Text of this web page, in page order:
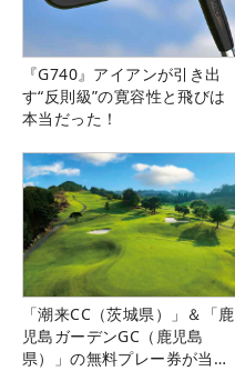
『G740』アイアンが引き出
す“反則級”の寛容性と飛びは
本当だった！
「潮来CC（茨城県）」＆「鹿
児島ガーデンGC（鹿児島
県）」の無料プレー券が当た